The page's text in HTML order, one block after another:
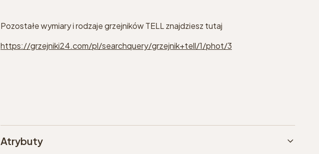
Pozostałe wymiary i rodzaje grzejników TELL znajdziesz tutaj
https://grzejniki24.com/pl/searchquery/grzejnik+tell/1/phot/3
Atrybuty